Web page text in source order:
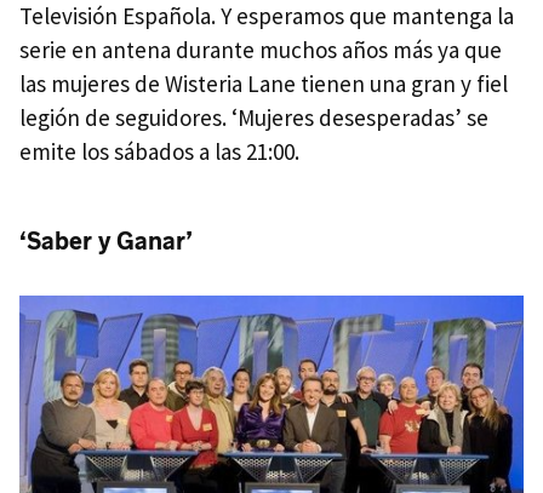
Televisión Española. Y esperamos que mantenga la
serie en antena durante muchos años más ya que
las mujeres de Wisteria Lane tienen una gran y fiel
legión de seguidores. ‘Mujeres desesperadas’ se
emite los sábados a las 21:00.
‘Saber y Ganar’